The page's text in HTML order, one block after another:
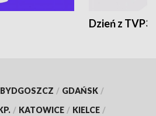
Dzień z TVP3
BYDGOSZCZ / GDAŃSK /
/ KATOWICE / KIELCE /